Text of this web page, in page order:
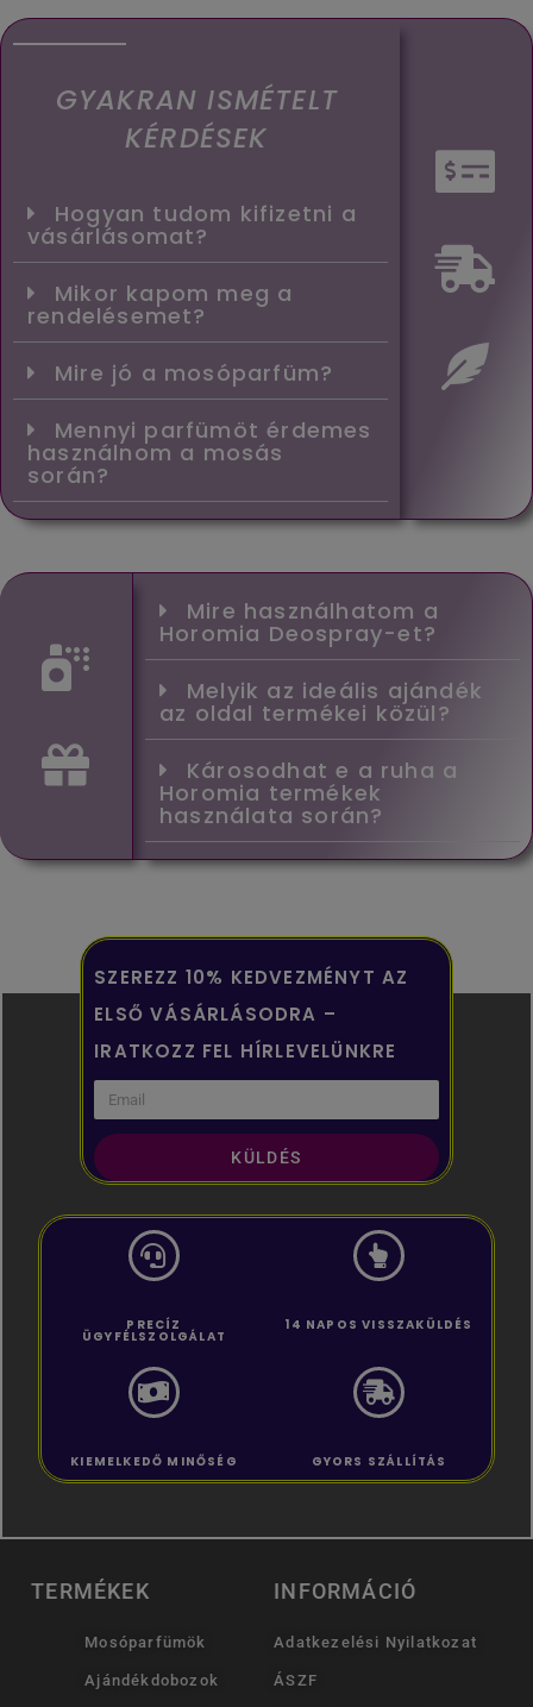
GYAKRAN ISMÉTELT
KÉRDÉSEK
Hogyan tudom kifizetni a
vásárlásomat?
Mikor kapom meg a
rendelésemet?
Mire jó a mosóparfüm?
Mennyi parfümöt érdemes
használnom a mosás
során?
Mire használhatom a
Horomia Deospray-et?
Melyik az ideális ajándék
az oldal termékei közül?
Károsodhat e a ruha a
Horomia termékek
használata során?
SZEREZZ 10% KEDVEZMÉNYT AZ
ELSŐ VÁSÁRLÁSODRA –
IRATKOZZ FEL HÍRLEVELÜNKRE
KÜLDÉS
PRECÍZ
ÜGYFÉLSZOLGÁLAT
14 NAPOS VISSZAKÜLDÉS
KIEMELKEDŐ MINŐSÉG GYORS SZÁLLÍTÁS
TERMÉKEK
Mosóparfümök
Ajándékdobozok
INFORMÁCIÓ
Adatkezelési Nyilatkozat
ÁSZF